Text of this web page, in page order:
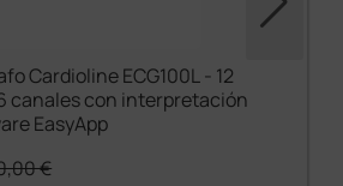
Cardioline ECG100L - 12
canales con interpretación
EasyApp
€